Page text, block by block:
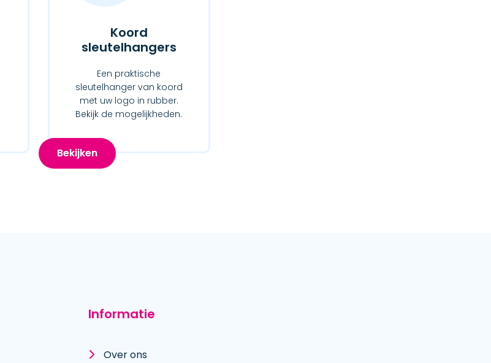
Koord
sleutelhangers
Een praktische
sleutelhanger van koord
met uw logo in rubber.
Bekijk de mogelijkheden.
Bekijken
Informatie
Over ons